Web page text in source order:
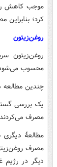
کرد؛
روغن‌زیتون
روغن‌زیتون
محسوب
چندین مطالعه
مصرف
مصرف
دیگر در رژیم